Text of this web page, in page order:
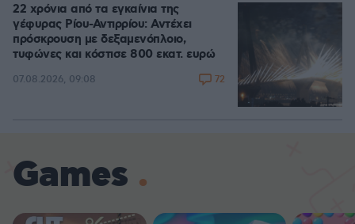
22 χρόνια από τα εγκαίνια της
γέφυρας Ρίου-Αντιρρίου: Αντέχει
πρόσκρουση με δεξαμενόπλοιο,
τυφώνες και κόστισε 800 εκατ. ευρώ
07.08.2026, 09:08 72
Games